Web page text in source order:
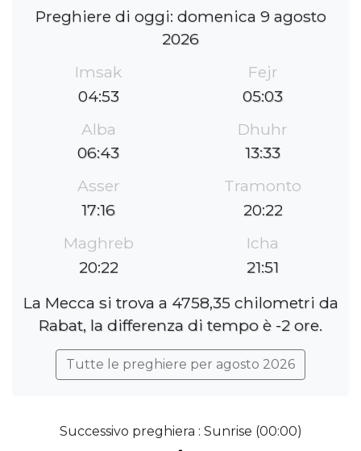
Preghiere di oggi: domenica 9 agosto
2026
Imsak
04:53
Fejr
05:03
Alba
06:43
Dhuhr
13:33
Asser
17:16
Tramonto
20:22
Maghreb
20:22
Icha
21:51
La Mecca si trova a 4758,35 chilometri da
Rabat, la differenza di tempo è -2 ore.
Tutte le preghiere per agosto 2026
Successivo preghiera : Sunrise (00:00)